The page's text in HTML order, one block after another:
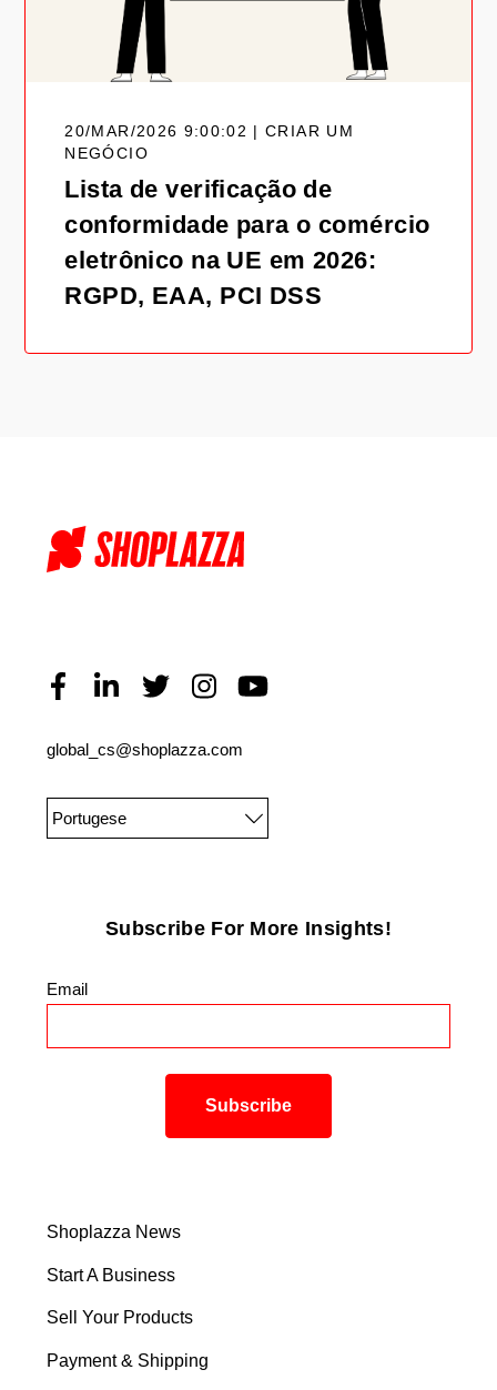
20/MAR/2026 9:00:02 | CRIAR UM
NEGÓCIO
Lista de verificação de
conformidade para o comércio
eletrônico na UE em 2026:
RGPD, EAA, PCI DSS
global_cs@shoplazza.com
Portugese
Subscribe For More Insights!
Email
Shoplazza News
Start A Business
Sell Your Products
Payment & Shipping